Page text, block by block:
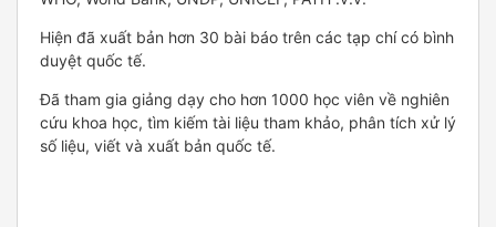
Hiện đã xuất bản hơn 30 bài báo trên các tạp chí có bình
duyệt quốc tế.
Đã tham gia giảng dạy cho hơn 1000 học viên về nghiên
cứu khoa học, tìm kiếm tài liệu tham khảo, phân tích xử lý
số liệu, viết và xuất bản quốc tế.